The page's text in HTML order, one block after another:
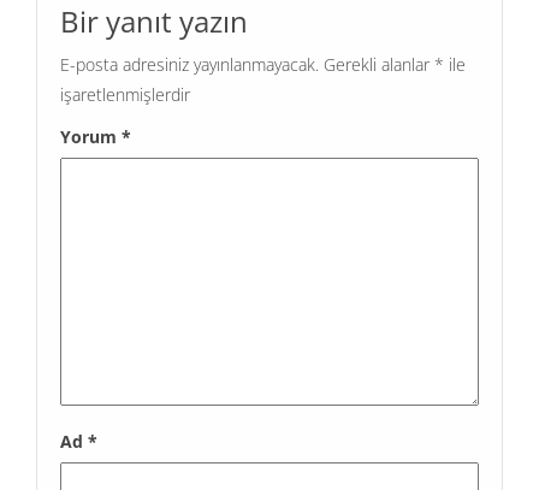
Bir yanıt yazın
E-posta adresiniz yayınlanmayacak. Gerekli alanlar * ile
işaretlenmişlerdir
Yorum *
Ad *